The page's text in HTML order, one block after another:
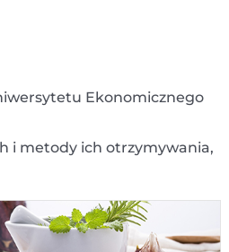
Ekonomicznego
i metody ich otrzymywania,